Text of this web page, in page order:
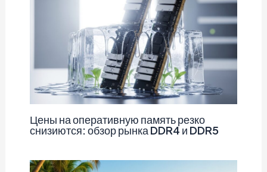
Цены на оперативную память резко
снизиются: обзор рынка DDR4 и DDR5